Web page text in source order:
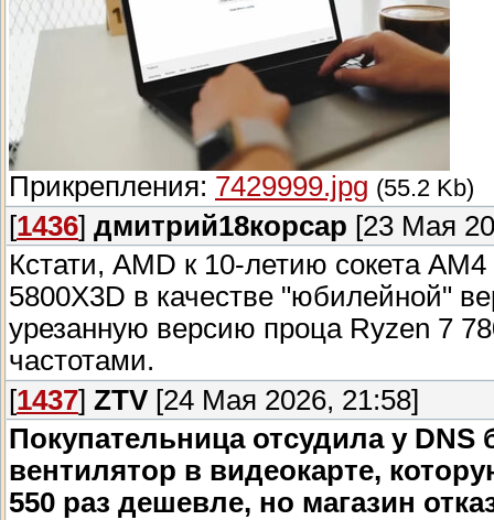
Прикрепления: 7429999.jpg (55.2 Kb)
[1436] дмитрий18корсар [23 Мая
Кстати, AMD к 10-летию сокета
5800X3D в качестве "юбилейной"
урезанную версию проца Ryzen 7
частотами.
[1437] ZTV [24 Мая 2026, 21:58]
Покупательница отсудила у
вентилятор в видеокарте,
550 раз дешевле, но магазин